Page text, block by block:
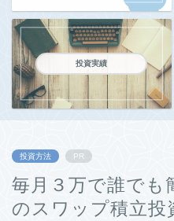
投資実績
投資方法 PR
毎月３万で誰でも
のスワップ積立投